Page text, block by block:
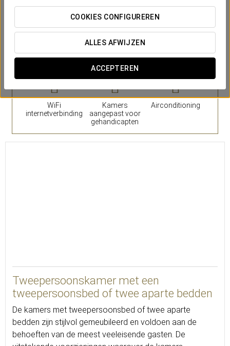
COOKIES CONFIGUREREN
ALLES AFWIJZEN
ACCEPTEREN
VERMELDENSWAARDIGE VOORZIENINGEN
Aantal kamers
WiFi
internetverbinding
Kamers
aangepast voor
gehandicapten
Airconditioning
Tweepersoonskamer met een
tweepersoonsbed of twee aparte bedden
De kamers met tweepersoonsbed of twee aparte
bedden zijn stijlvol gemeubileerd en voldoen aan de
behoeften van de meest veeleisende gasten. De